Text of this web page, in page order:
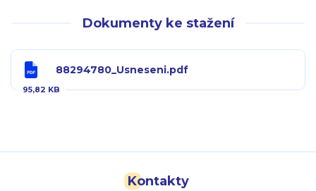
Dokumenty ke stažení
88294780_Usneseni.pdf
95,82 KB
Kontakty